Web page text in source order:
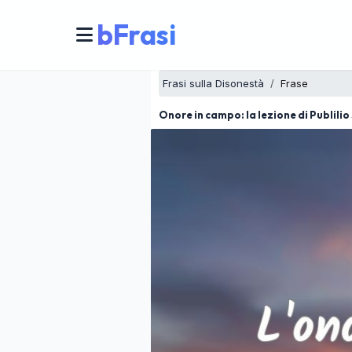
bFrasi
Frasi sulla Disonestà Frase
Onore in campo: la lezione di Publilio